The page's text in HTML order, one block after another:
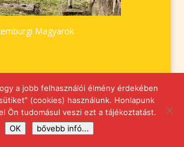
Magyarok
aranyoldalak.eu Minden jog fenntartva.
a jobb felhasználói élmény érdekében
(cookies) használunk. Honlapunk
Ön tudomásul veszi ezt a tájékoztatást.
OK
bővebb infó...